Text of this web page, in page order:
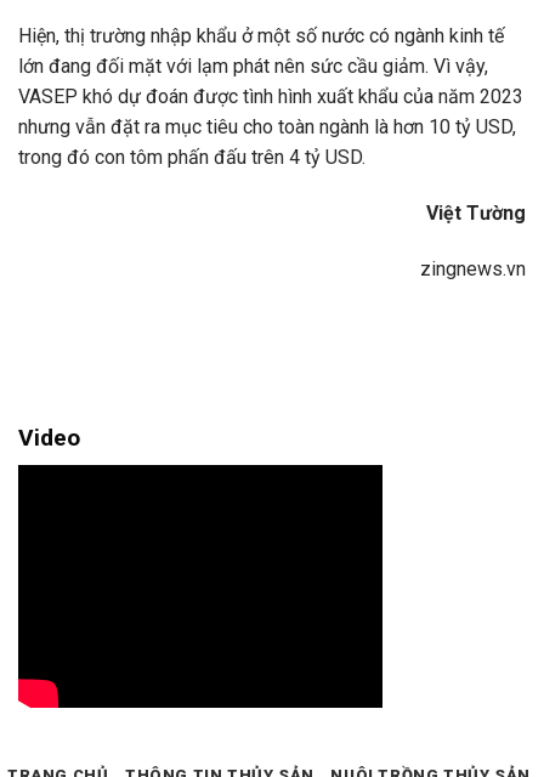
Hiện, thị trường nhập khẩu ở một số nước có ngành kinh tế
lớn đang đối mặt với lạm phát nên sức cầu giảm. Vì vậy,
VASEP khó dự đoán được tình hình xuất khẩu của năm 2023
nhưng vẫn đặt ra mục tiêu cho toàn ngành là hơn 10 tỷ USD,
trong đó con tôm phấn đấu trên 4 tỷ USD.
Việt Tường
zingnews.vn
Video